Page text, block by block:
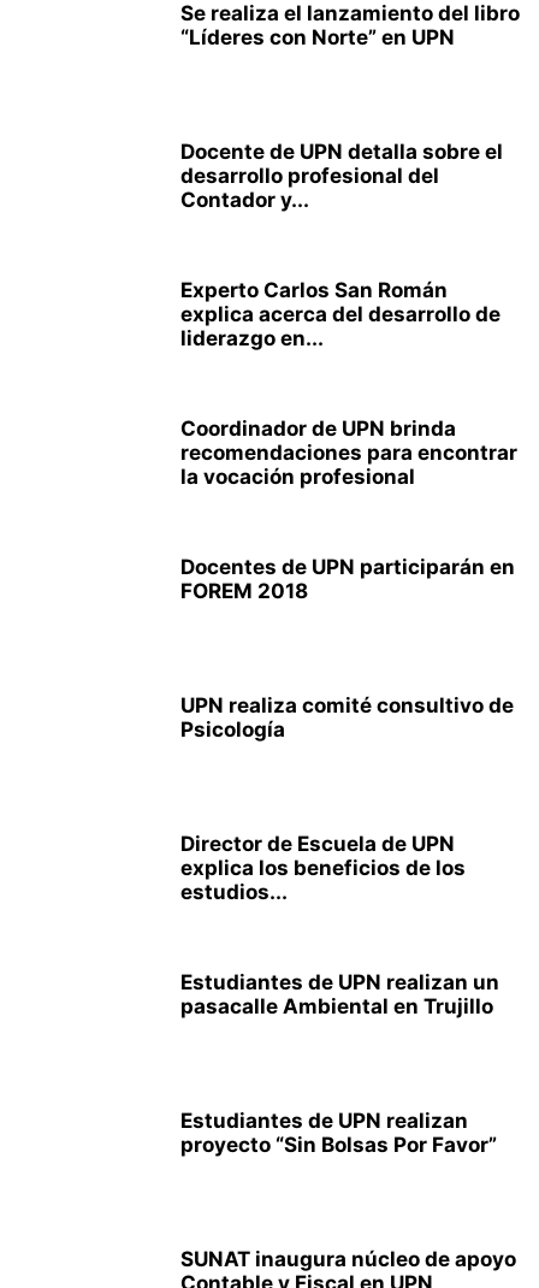
Se realiza el lanzamiento del libro
“Líderes con Norte” en UPN
Docente de UPN detalla sobre el
desarrollo profesional del
Contador y...
Experto Carlos San Román
explica acerca del desarrollo de
liderazgo en...
Coordinador de UPN brinda
recomendaciones para encontrar
la vocación profesional
Docentes de UPN participarán en
FOREM 2018
UPN realiza comité consultivo de
Psicología
Director de Escuela de UPN
explica los beneficios de los
estudios...
Estudiantes de UPN realizan un
pasacalle Ambiental en Trujillo
Estudiantes de UPN realizan
proyecto “Sin Bolsas Por Favor”
SUNAT inaugura núcleo de apoyo
Contable y Fiscal en UPN